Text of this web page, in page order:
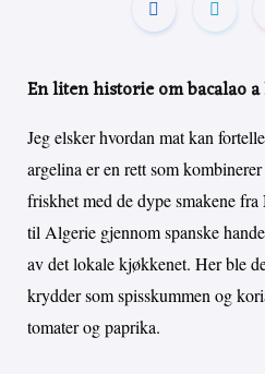
En liten historie om bacalao
Jeg elsker hvordan mat kan
argelina er en rett som
friskhet med de dype smakene
til Algerie gjennom spanske
av det lokale kjøkkenet. Her ble
krydder som spisskummen og
tomater og paprika.